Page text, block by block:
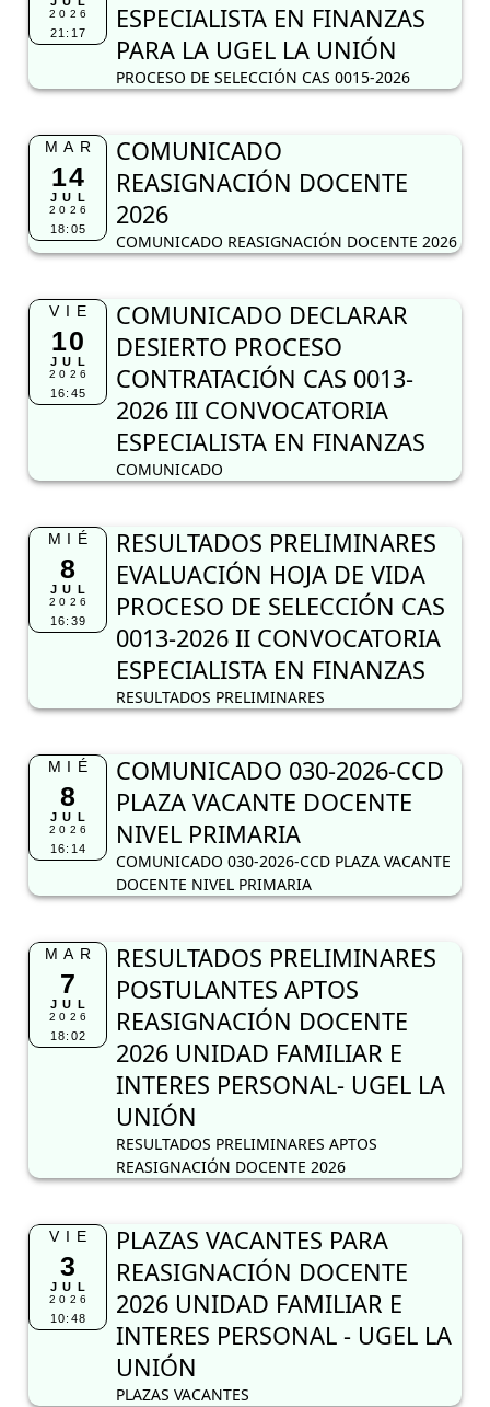
2026
21:17
ESPECIALISTA EN FINANZAS
PARA LA UGEL LA UNIÓN
PROCESO DE SELECCIÓN CAS 0015-2026
MAR
14
JUL
2026
18:05
COMUNICADO
REASIGNACIÓN DOCENTE
2026
COMUNICADO REASIGNACIÓN DOCENTE 2026
VIE
10
JUL
2026
16:45
COMUNICADO DECLARAR
DESIERTO PROCESO
CONTRATACIÓN CAS 0013-
2026 III CONVOCATORIA
ESPECIALISTA EN FINANZAS
COMUNICADO
MIÉ
8
JUL
2026
16:39
RESULTADOS PRELIMINARES
EVALUACIÓN HOJA DE VIDA
PROCESO DE SELECCIÓN CAS
0013-2026 II CONVOCATORIA
ESPECIALISTA EN FINANZAS
RESULTADOS PRELIMINARES
MIÉ
8
JUL
2026
16:14
COMUNICADO 030-2026-CCD
PLAZA VACANTE DOCENTE
NIVEL PRIMARIA
COMUNICADO 030-2026-CCD PLAZA VACANTE
DOCENTE NIVEL PRIMARIA
MAR
7
JUL
2026
18:02
RESULTADOS PRELIMINARES
POSTULANTES APTOS
REASIGNACIÓN DOCENTE
2026 UNIDAD FAMILIAR E
INTERES PERSONAL- UGEL LA
UNIÓN
RESULTADOS PRELIMINARES APTOS
REASIGNACIÓN DOCENTE 2026
VIE
3
JUL
2026
10:48
PLAZAS VACANTES PARA
REASIGNACIÓN DOCENTE
2026 UNIDAD FAMILIAR E
INTERES PERSONAL - UGEL LA
UNIÓN
PLAZAS VACANTES